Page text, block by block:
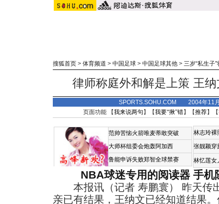
搜狐首页 > 体育频道 > 中国足球 > 中国足球其他 > 三岁“私生子
律师称庭外和解是上策 王
SPORTS.SOHU.COM 2004年11
页面功能 【我来说两句 】【我要“揪”错】【推荐】
范帅苦恼火箭唯麦蒂敢突破
大师杯组委会炮轰阿加西
鲁能申诉失败郑智全球禁赛
林志玲裸
张靓颖穿
林忆莲女
NBA球迷专用的阅读器 手机
本报讯（记者 寿鹏寰） 昨天传
亲已有结果，王纳文已经知道结果